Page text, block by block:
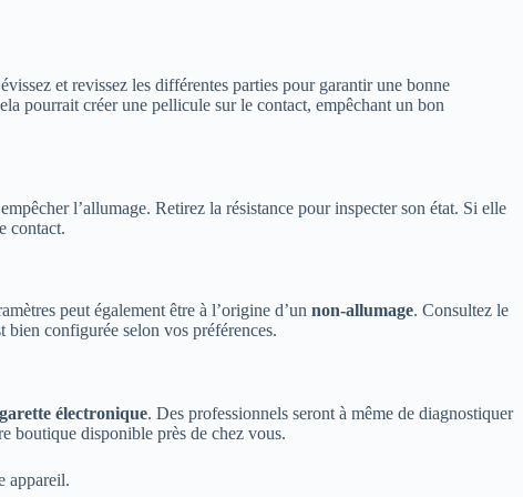
et revissez les différentes parties pour garantir une bonne
pourrait créer une pellicule sur le contact, empêchant un bon
l’allumage. Retirez la résistance pour inspecter son état. Si elle
contact.
peut également être à l’origine d’un non-allumage. Consultez le
bien configurée selon vos préférences.
électronique. Des professionnels seront à même de diagnostiquer
boutique disponible près de chez vous.
appareil.